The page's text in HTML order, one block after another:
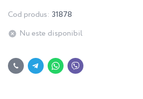
Cod produs: 31878
Nu este disponibil